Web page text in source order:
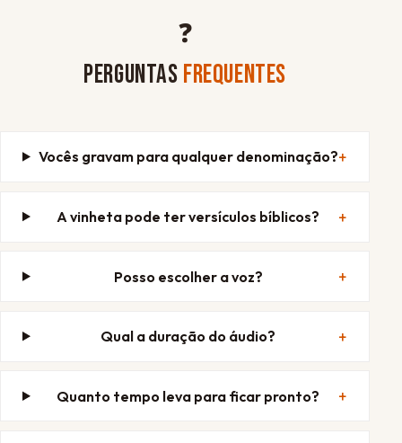
❓
PERGUNTAS FREQUENTES
Vocês gravam para qualquer denominação?
A vinheta pode ter versículos bíblicos?
Posso escolher a voz?
Qual a duração do áudio?
Quanto tempo leva para ficar pronto?